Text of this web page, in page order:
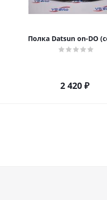
Полка Datsun on-DO
2 420 ₽